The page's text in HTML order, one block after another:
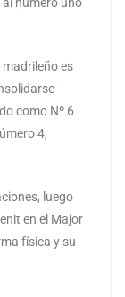
es
como Nº 6
4,
luego
en el Major
física y su